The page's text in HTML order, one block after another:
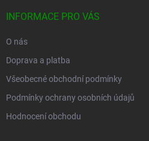
INFORMACE PRO VÁS
O nás
Doprava a platba
Všeobecné obchodní podmínky
Podmínky ochrany osobních údajů
Hodnocení obchodu